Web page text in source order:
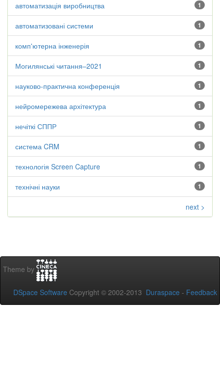
1
автоматизація виробництва
1
автоматизовані системи
1
комп'ютерна інженерія
1
Могилянські читання–2021
1
науково-практична конференція
1
нейромережева архітектура
1
нечіткі СППР
1
система CRM
1
технологія Screen Capture
1
технічні науки
next >
Theme by
DSpace Software Copyright © 2002-2013 Duraspace - Feedback